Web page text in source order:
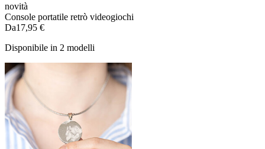
novità
Console portatile retrò videogiochi
Da17,95 €
Disponibile in 2 modelli